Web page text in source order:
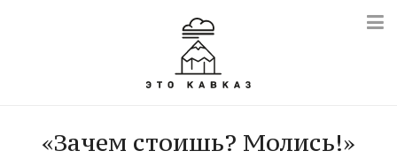
«Зачем стоишь? Молись!»